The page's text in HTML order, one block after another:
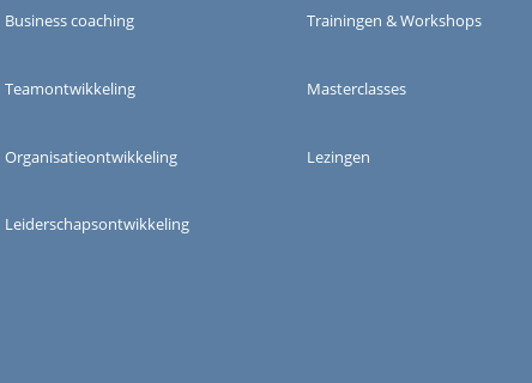
Business coaching
Teamontwikkeling
Organisatieontwikkeling
Leiderschapsontwikkeling
Trainingen & Workshops
Masterclasses
Lezingen